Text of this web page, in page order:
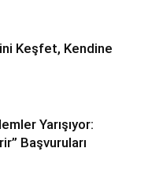
Keşfet, Kendine
Yarışıyor:
Başvuruları